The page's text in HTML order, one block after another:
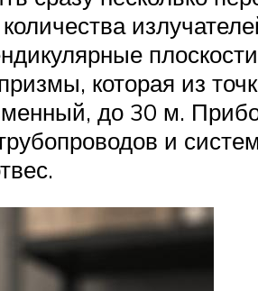
которая из
до 30 м.
и